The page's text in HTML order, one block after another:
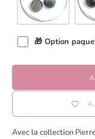
🎁 Option
Avec la collection